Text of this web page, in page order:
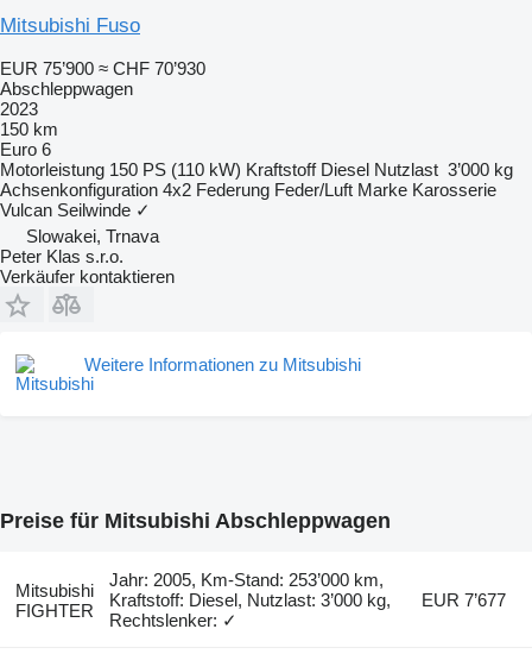
Mitsubishi Fuso
EUR 75’900 ≈ CHF 70’930
Abschleppwagen
2023
150 km
Euro 6
Motorleistung 150 PS (110 kW) Kraftstoff Diesel Nutzlast 3’000 kg
Achsenkonfiguration 4x2 Federung Feder/Luft Marke Karosserie
Vulcan Seilwinde ✓
Slowakei, Trnava
Peter Klas s.r.o.
Verkäufer kontaktieren
Weitere Informationen zu Mitsubishi
Preise für Mitsubishi Abschleppwagen
Mitsubishi
FIGHTER
Jahr: 2005, Km-Stand: 253’000 km,
Kraftstoff: Diesel, Nutzlast: 3’000 kg,
Rechtslenker: ✓
EUR 7’677